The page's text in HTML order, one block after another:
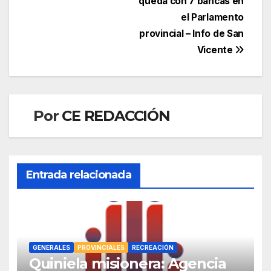
el Parlamento
provincial – Info de San
Vicente
Por CE REDACCIÓN
Entrada relacionada
GENERALES PROVINCIALES RECREACIÓN
Quiniela misionera: Agencia